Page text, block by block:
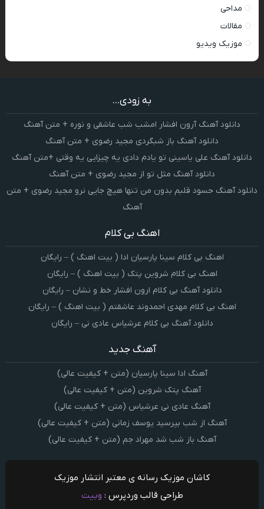
مداحی
مقالات
موزیک ویدیو
به زودی...
دانلود آهنگ آرون افشار امشب شب عاشقی و نوره + متن آهنگ
دانلود آهنگ باز شبگردی مجید رضوی + متن آهنگ
دانلود آهنگ علی یاسینی تو یادم دادی یه چیزایی یه وقتی +متن آهنگ
دانلود آهنگ مثل تو از مجید رضوی + متن آهنگ
دانلود آهنگ حسود قلبم بدون من تنها هیچ جایی نرو مجید رضوی + متن
آهنگ
اهنگ بی کلام
اهنگ بی کلام سینا پارسیان ادا ( بیت اهنگ ) – رایگان
اهنگ بی کلام شروین پتک ( بیت اهنگ ) – رایگان
دانلود آهنگ بی کلام ارون افشار خط و نشان – رایگان
اهنگ بی کلام مهدی احمدوند عاشقتم ( بیت اهنگ ) – رایگان
دانلود آهنگ بی کلام عرشیاس عادی نی – رایگان
آهنگ جدید
آهنگ ادا سینا پارسیان (متن + کیفیت عالی)
آهنگ پتک شروین (متن + کیفیت عالی)
آهنگ عادی نی عرشیاس (متن + کیفیت عالی)
آهنگ از شب بپرسید یوسف زمانی (متن + کیفیت عالی)
آهنگ باز شب شد مهراد جم (متن + کیفیت عالی)
کاشان موزیک رسانه ی معتبر انتشار موزیک
طراحی قالب وردپرس : وبیت